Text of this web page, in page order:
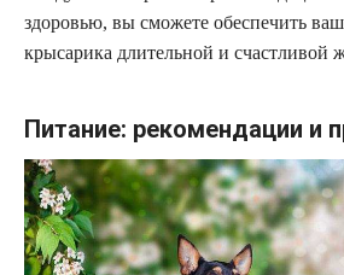
здоровью, вы сможете обеспечить
крысарика длительной и счастливой
Питание: рекомендации и